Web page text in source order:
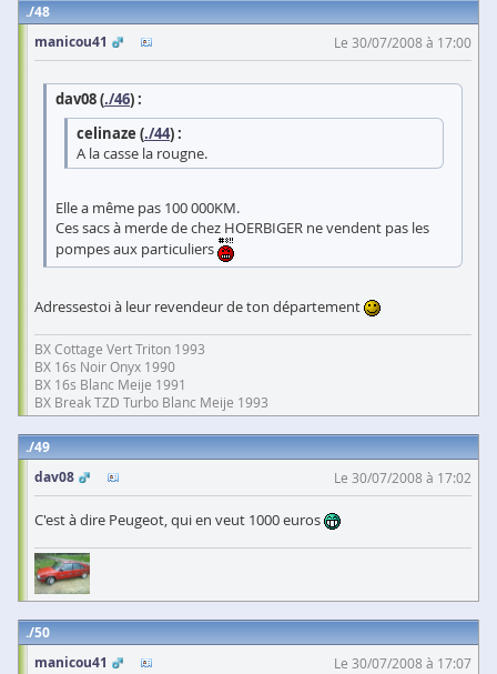
48
manicou41
Le 30/07/2008 à 17:00
dav08 (./46) :
celinaze (./44) :
A la casse la rougne.
Elle a même pas 100 000KM.
Ces sacs à merde de chez HOERBIGER ne vendent pas les
pompes aux particuliers
Adressestoi à leur revendeur de ton département
BX Cottage Vert Triton 1993
BX 16s Noir Onyx 1990
BX 16s Blanc Meije 1991
BX Break TZD Turbo Blanc Meije 1993
49
dav08
Le 30/07/2008 à 17:02
C'est à dire Peugeot, qui en veut 1000 euros
50
manicou41
Le 30/07/2008 à 17:07